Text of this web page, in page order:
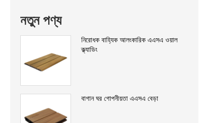
নতুন পণ্য
নিরোধক বাহ্যিক আলংকারিক এএসএ ওয়াল
ক্ল্যাডিং
বাগান ঘর গোপনীয়তা এএসএ বেড়া